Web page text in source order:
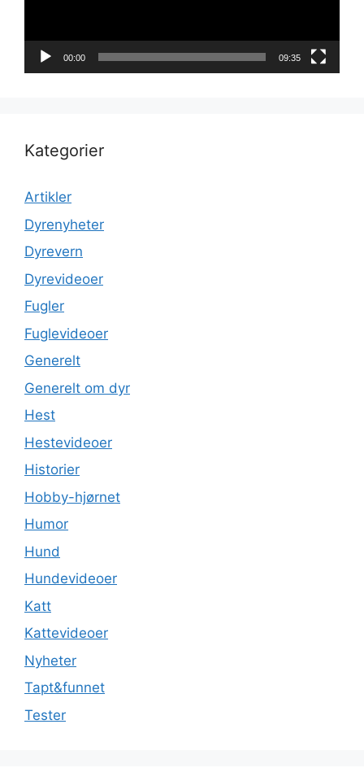
00:00 09:35
Kategorier
Artikler
Dyrenyheter
Dyrevern
Dyrevideoer
Fugler
Fuglevideoer
Generelt
Generelt om dyr
Hest
Hestevideoer
Historier
Hobby-hjørnet
Humor
Hund
Hundevideoer
Katt
Kattevideoer
Nyheter
Tapt&funnet
Tester